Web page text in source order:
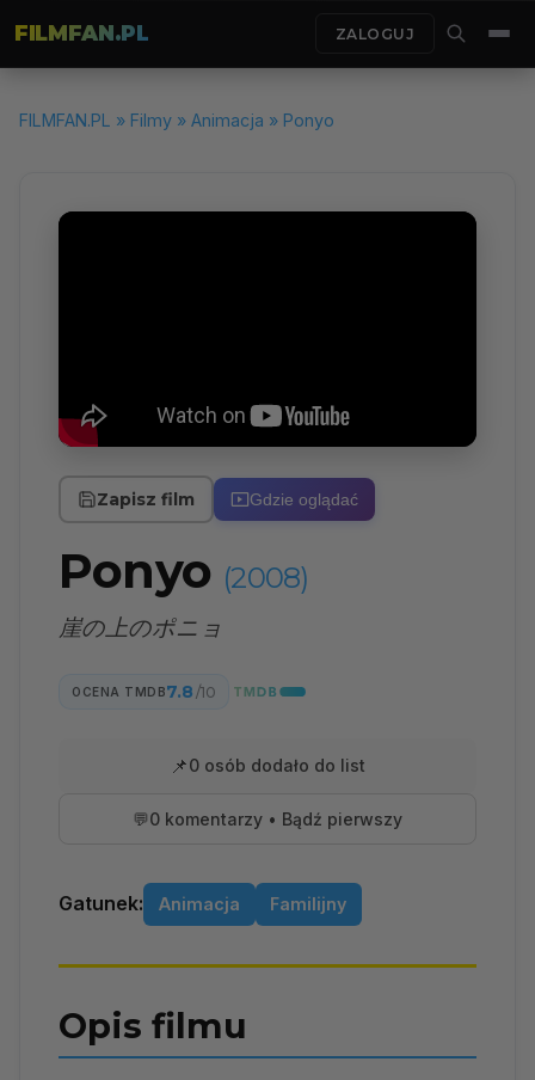
FILMFAN.PL ZALOGUJ
FILMFAN.PL » Filmy » Animacja » Ponyo
Zapisz film Gdzie oglądać
Ponyo (2008)
崖の上のポニョ
OCENA TMDB7.8 /10
📌0 osób dodało do list
💬0 komentarzy • Bądź pierwszy
Gatunek: Animacja Familijny
Opis filmu